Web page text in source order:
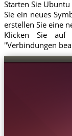
Starten Sie
Sie ein neues
erstellen Sie eine
Klicken Sie auf
"Verbindungen